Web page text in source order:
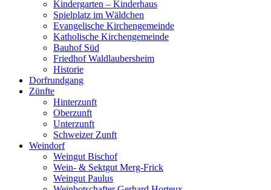
Kindergarten – Kinderhaus
Spielplatz im Wäldchen
Evangelische Kirchengemeinde
Katholische Kirchengemeinde
Bauhof Süd
Friedhof Waldlaubersheim
Historie
Dorfrundgang
Zünfte
Hinterzunft
Oberzunft
Unterzunft
Schweizer Zunft
Weindorf
Weingut Bischof
Wein- & Sektgut Merg-Frick
Weingut Paulus